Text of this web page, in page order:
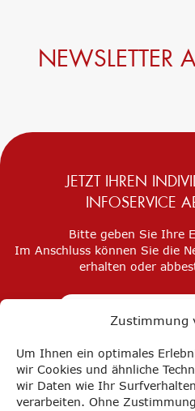
Zustimmung
Um Ihnen ein optimales
wir Cookies und ähnliche
wir Daten wie Ihr
verarbeiten. Ohne
NEWSLETTER
JETZT IHREN
INFOSERVICE
Bitte geben Sie Ihre
Im Anschluss können Sie die
erhalten oder